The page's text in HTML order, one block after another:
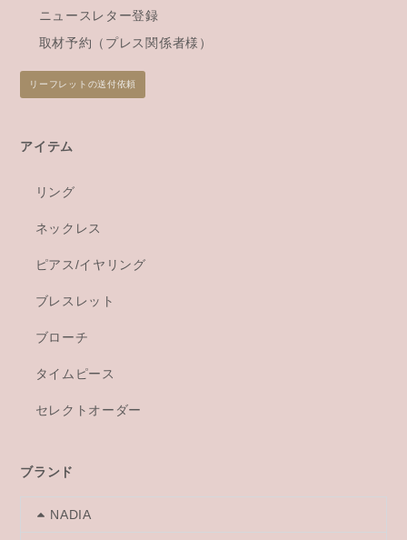
ニュースレター登録
取材予約（プレス関係者様）
リーフレットの送付依頼
アイテム
リング
ネックレス
ピアス/イヤリング
ブレスレット
ブローチ
タイムピース
セレクトオーダー
ブランド
NADIA